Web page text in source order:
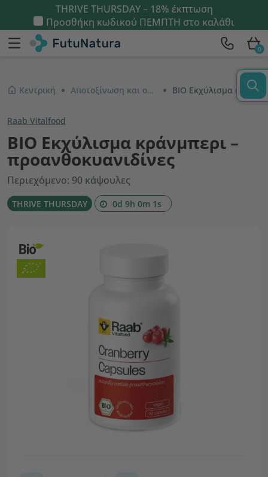
THRIVE THURSDAY – 18% έκπτωση
Προσθήκη κωδικού ΠΕΜΠΤΗ στο καλάθι
0
Κεντρική Αποτοξίνωση και ουροποιητικό σύστημα ΒΙΟ Εκχύλισμα κράνμπερι – προανθοκυανιδίνες
Raab Vitalfood
ΒΙΟ Εκχύλισμα κράνμπερι –
προανθοκυανιδίνες
Περιεχόμενο: 90 κάψουλες
THRIVE THURSDAY 0d 9h 0m 1s